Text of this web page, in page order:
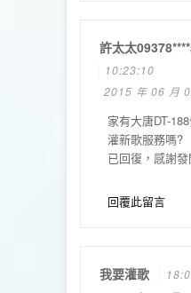
許太太
10:23:10
2015 年 06 月
家有大唐DT-
灌新歌服務嗎?
已回復，感謝發
回覆此留言
我要灌歌